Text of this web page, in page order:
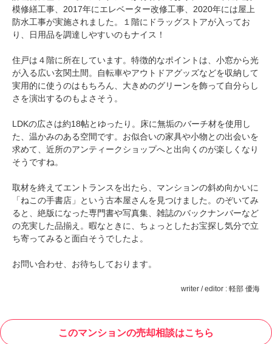
模修繕工事、2017年にエレベーター改修工事、2020年には屋上
防水工事が実施されました。１階にドラッグストアが入ってお
り、日用品を調達しやすいのもナイス！
住戸は４階に所在しています。特徴的なポイントは、小窓から光
が入る広い玄関土間。自転車やアウトドアグッズなどを収納して
実用的に使うのはもちろん、大きめのグリーンを飾って自分らし
さを演出するのもよさそう。
LDKの広さは約18帖とゆったり。床に無垢のバーチ材を使用し
た、温かみのある空間です。お似合いの家具や小物との出会いを
求めて、近所のアンティークショップへと出向くのが楽しくなり
そうですね。
取材を終えてエントランスを出たら、マンションの斜め向かいに
「ねこの手書店」という古本屋さんを見つけました。のぞいてみ
ると、絶版になった専門書や写真集、雑誌のバックナンバーなど
の充実した品揃え。暇なときに、ちょっとしたお宝探し気分で立
ち寄ってみると面白そうでしたよ。
お問い合わせ、お待ちしております。
writer / editor : 軽部 優海
このマンションの売却相談はこちら